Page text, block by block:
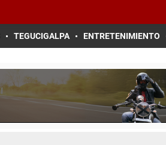
TEGUCIGALPA ENTRETENIMIENTO